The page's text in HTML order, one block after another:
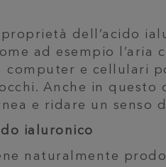
dell’acido
ad esempio l’aria
e cellulari
Anche in
e ridare un senso
ialuronico
naturalmente